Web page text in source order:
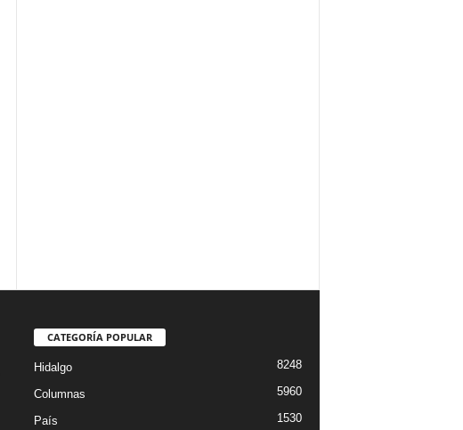
CATEGORÍA POPULAR
Hidalgo 8248
Columnas 5960
País 1530